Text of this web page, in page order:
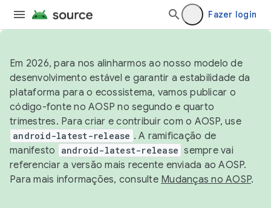
Fazer login
Em 2026, para nos alinharmos ao nosso modelo de
desenvolvimento estável e garantir a estabilidade da
plataforma para o ecossistema, vamos publicar o
código-fonte no AOSP no segundo e quarto
trimestres. Para criar e contribuir com o AOSP, use
android-latest-release . A ramificação de
manifesto
android-latest-release sempre vai
referenciar a versão mais recente enviada ao AOSP.
Para mais informações, consulte Mudanças no AOSP.